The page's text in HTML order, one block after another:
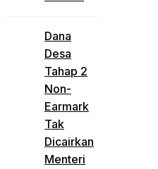
Dana
Desa
Tahap 2
Non-
Earmark
Tak
Dicairkan
Menteri